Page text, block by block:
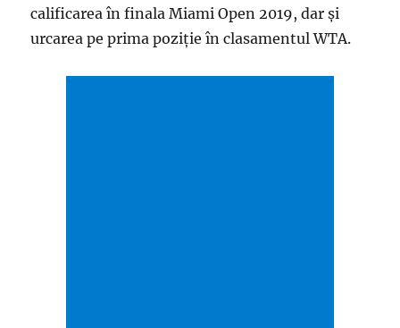
calificarea în finala Miami Open 2019, dar și
urcarea pe prima poziție în clasamentul WTA.